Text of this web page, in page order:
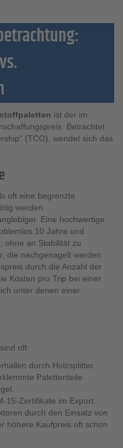
ist der im
Betrachtet
(TCO), wendet sich das
oft eine begrenzte
werden.
Eine hochwertige
10 Jahre und
ohne an Stabilität zu
die nachgenagelt werden
durch die Anzahl der
Kosten pro Trip bei einer
unter denen einer
oft:
durch Holzsplitter.
Palettenteile.
15-Zertifikate im Export.
durch den Einsatz von
höhere Kaufpreis oft schon